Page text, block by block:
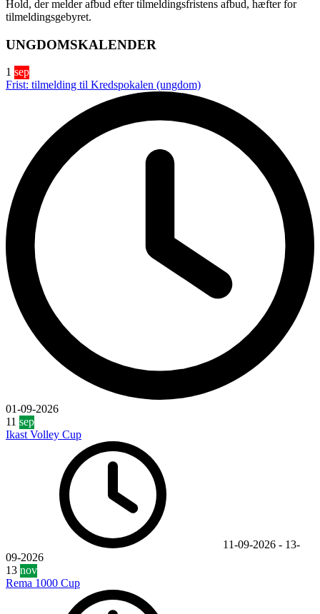
Hold, der melder afbud efter tilmeldingsfristens afbud, hæfter for
tilmeldingsgebyret.
UNGDOMSKALENDER
1 sep
Frist: tilmelding til Kredspokalen (ungdom)
01-09-2026
11 sep
Ikast Volley Cup
11-09-2026 - 13-
09-2026
13 nov
Rema 1000 Cup